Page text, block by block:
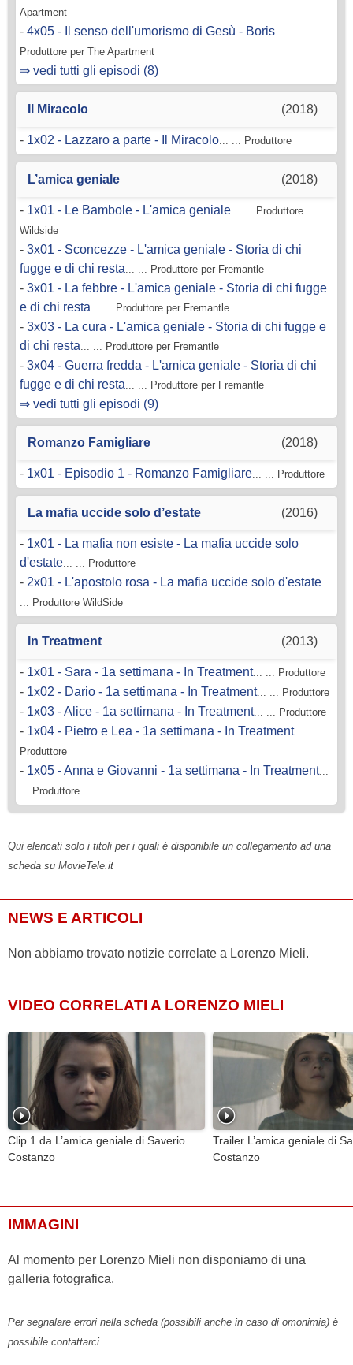
Apartment
- 4x05 - Il senso dell'umorismo di Gesù - Boris
Produttore per The Apartment
⇒ vedi tutti gli episodi (8)
Il Miracolo (2018)
- 1x02 - Lazzaro a parte - Il Miracolo ... ... Produttore
L’amica geniale (2018)
- 1x01 - Le Bambole - L'amica geniale ... ... Produttore
Wildside
- 3x01 - Sconcezze - L'amica geniale - Storia di chi
fugge e di chi resta ... ... Produttore per Fremantle
- 3x01 - La febbre - L'amica geniale - Storia di chi fugge
e di chi resta ... ... Produttore per Fremantle
- 3x03 - La cura - L'amica geniale - Storia di chi fugge e
di chi resta ... ... Produttore per Fremantle
- 3x04 - Guerra fredda - L'amica geniale - Storia di chi
fugge e di chi resta ... ... Produttore per Fremantle
⇒ vedi tutti gli episodi (9)
Romanzo Famigliare (2018)
- 1x01 - Episodio 1 - Romanzo Famigliare ... ... Produttore
La mafia uccide solo d’estate (2016)
- 1x01 - La mafia non esiste - La mafia uccide solo
d'estate ... ... Produttore
- 2x01 - L'apostolo rosa - La mafia uccide solo d'estate
... Produttore WildSide
In Treatment (2013)
- 1x01 - Sara - 1a settimana - In Treatment... ... Produttore
- 1x02 - Dario - 1a settimana - In Treatment... ... Produttore
- 1x03 - Alice - 1a settimana - In Treatment... ... Produttore
- 1x04 - Pietro e Lea - 1a settimana - In Treatment... ...
Produttore
- 1x05 - Anna e Giovanni - 1a settimana - In Treatment...
... Produttore
Qui elencati solo i titoli per i quali è disponibile un collegamento ad una
scheda su MovieTele.it
NEWS E ARTICOLI
Non abbiamo trovato notizie correlate a Lorenzo Mieli.
VIDEO CORRELATI A LORENZO MIELI
Clip 1 da L’amica geniale di Saverio
Costanzo
Trailer L’amica geniale di
Costanzo
IMMAGINI
Al momento per Lorenzo Mieli non disponiamo di una
galleria fotografica.
Per segnalare errori nella scheda (possibili anche in caso di omonimia) è
possibile contattarci.